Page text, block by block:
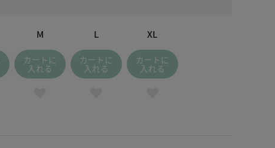
M
カートに
入れる
L
カートに
入れる
XL
カートに
入れる